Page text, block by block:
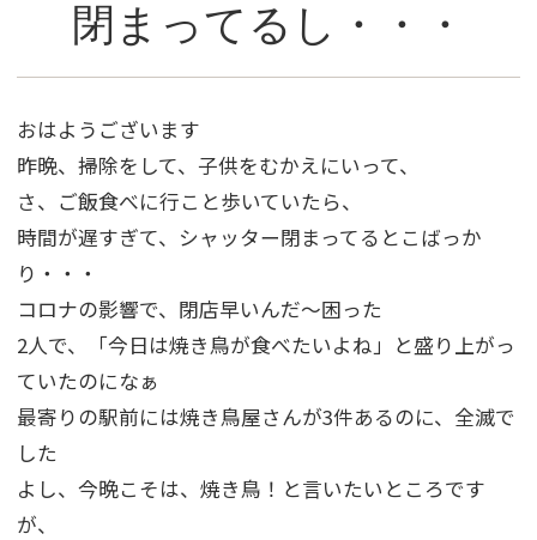
閉まってるし・・・
おはようございます
昨晩、掃除をして、子供をむかえにいって、
さ、ご飯食べに行こと歩いていたら、
時間が遅すぎて、シャッター閉まってるとこばっか
り・・・
コロナの影響で、閉店早いんだ～困った
2人で、「今日は焼き鳥が食べたいよね」と盛り上がっ
ていたのになぁ
最寄りの駅前には焼き鳥屋さんが3件あるのに、全滅で
した
よし、今晩こそは、焼き鳥！と言いたいところです
が、